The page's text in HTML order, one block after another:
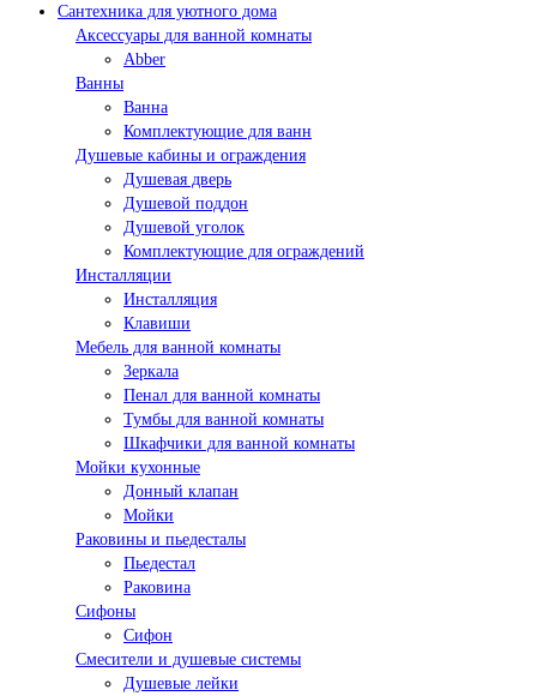
Сантехника для уютного дома
Аксессуары для ванной комнаты
Abber
Ванны
Ванна
Комплектующие для ванн
Душевые кабины и ограждения
Душевая дверь
Душевой поддон
Душевой уголок
Комплектующие для ограждений
Инсталляции
Инсталляция
Клавиши
Мебель для ванной комнаты
Зеркала
Пенал для ванной комнаты
Тумбы для ванной комнаты
Шкафчики для ванной комнаты
Мойки кухонные
Донный клапан
Мойки
Раковины и пьедесталы
Пьедестал
Раковина
Сифоны
Сифон
Смесители и душевые системы
Душевые лейки